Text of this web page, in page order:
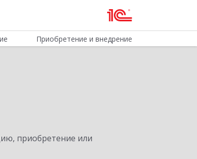
Приобретение и внедрение
приобретение или